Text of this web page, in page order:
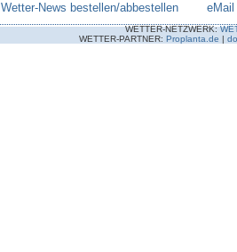
Wetter-News bestellen/abbestellen eMail
WETTER-NETZWERK:
WETTER-PARTNER: Proplanta.de |